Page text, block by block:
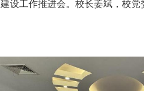
设工作推进会。校长姜斌，校